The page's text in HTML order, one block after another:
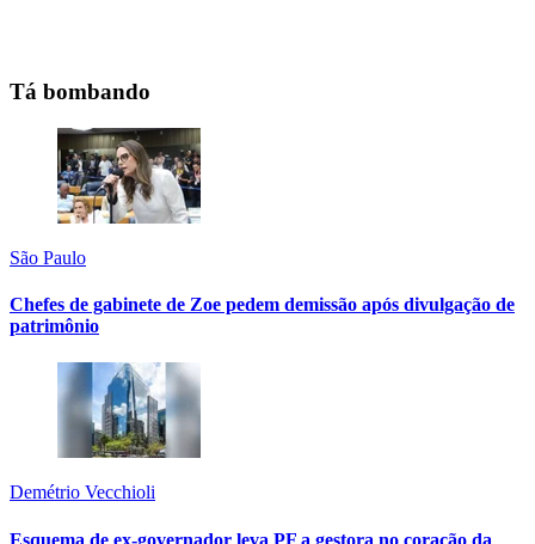
Tá bombando
São Paulo
Chefes de gabinete de Zoe pedem demissão após divulgação de
patrimônio
Demétrio Vecchioli
Esquema de ex-governador leva PF a gestora no coração da